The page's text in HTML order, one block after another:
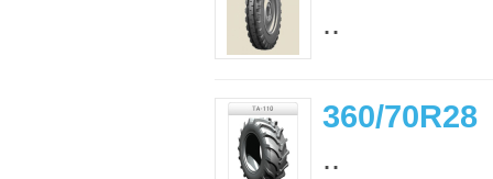
..
360/70R28
..